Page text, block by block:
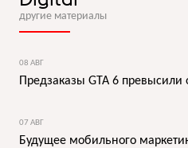
другие материалы
08 АВГ
Предзаказы GTA 6
07 АВГ
Будущее мобильного